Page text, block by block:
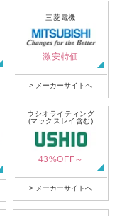
三菱電機
激安特価
> メーカーサイトへ
ウシオライティング
(マックスレイ含む)
43%OFF～
> メーカーサイトへ